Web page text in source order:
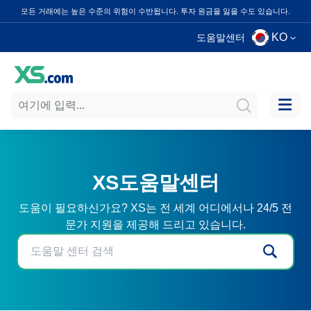
모든 거래에는 높은 수준의 위험이 수반됩니다. 투자 원금을 잃을 수도 있습니다.
도움말센터 KO
XS도움말센터
도움이 필요하신가요? XS는 전 세계 어디에서나 24/5 전
문가 지원을 제공해 드리고 있습니다.